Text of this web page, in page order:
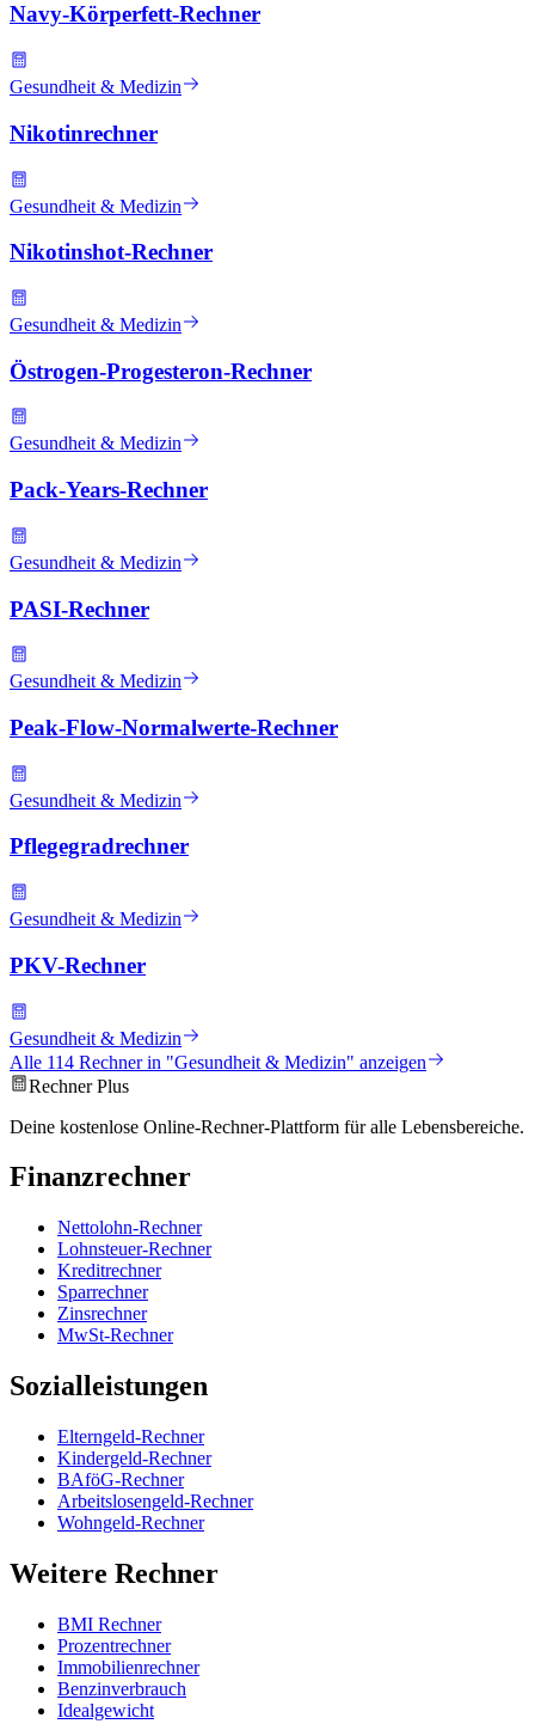
Navy-Körperfett-Rechner
Gesundheit & Medizin
Nikotinrechner
Gesundheit & Medizin
Nikotinshot-Rechner
Gesundheit & Medizin
Östrogen-Progesteron-Rechner
Gesundheit & Medizin
Pack-Years-Rechner
Gesundheit & Medizin
PASI-Rechner
Gesundheit & Medizin
Peak-Flow-Normalwerte-Rechner
Gesundheit & Medizin
Pflegegradrechner
Gesundheit & Medizin
PKV-Rechner
Gesundheit & Medizin
Alle 114 Rechner in "Gesundheit & Medizin" anzeigen
Rechner Plus
Deine kostenlose Online-Rechner-Plattform für alle Lebensbereiche.
Finanzrechner
Nettolohn-Rechner
Lohnsteuer-Rechner
Kreditrechner
Sparrechner
Zinsrechner
MwSt-Rechner
Sozialleistungen
Elterngeld-Rechner
Kindergeld-Rechner
BAföG-Rechner
Arbeitslosengeld-Rechner
Wohngeld-Rechner
Weitere Rechner
BMI Rechner
Prozentrechner
Immobilienrechner
Benzinverbrauch
Idealgewicht